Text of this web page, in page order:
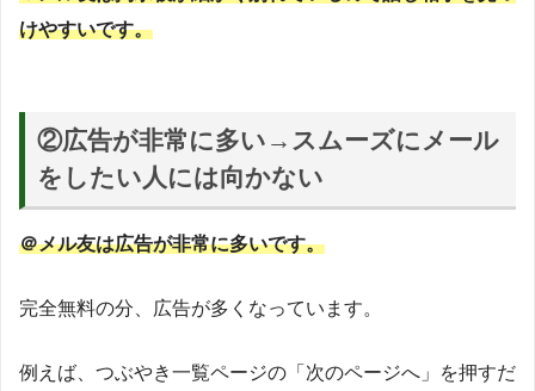
けやすいです。
②広告が非常に多い→スムーズにメール
をしたい人には向かない
＠メル友は広告が非常に多いです。
完全無料の分、広告が多くなっています。
例えば、つぶやき一覧ページの「次のページへ」を押すだ